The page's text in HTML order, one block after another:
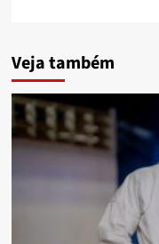
Veja também